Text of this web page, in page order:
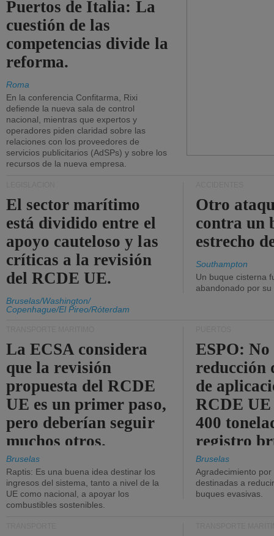
Puertos de Italia: La
cuestión de las
competencias divide la
reforma.
Roma
En la conferencia Confitarma, Rixi
defiende la nueva sala de control
nacional, mientras que expertos y
operadores piden claridad sobre las
relaciones con los proveedores de
servicios publicitarios (AdSPs) y sobre los
recursos de la nueva empresa.
El sector marítimo
está dividido entre el
apoyo cauteloso y las
críticas a la revisión
del RCDE UE.
Bruselas/Washington/
Copenhague/El Pireo/Róterdam
Otro
contra un
estrecho
Southampton
Un buque cisterna
abandonado por su
La ECSA considera
que la revisión
propuesta del RCDE
UE es un primer paso,
pero deberían seguir
muchos otros.
Bruselas
Raptis: Es una buena idea destinar los
ingresos del sistema, tanto a nivel de la
UE como nacional, a apoyar los
combustibles sostenibles.
ESPO: No
reducción
de
RCDE UE
400
registro
Bruselas
Agradecimiento
destinadas a
buques evasivas.